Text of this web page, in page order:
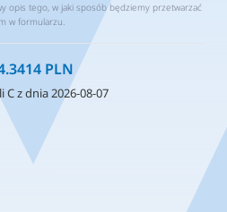
opis tego, w jaki sposób będziemy przetwarzać
w formularzu.
PLN
C z dnia 2026-08-07